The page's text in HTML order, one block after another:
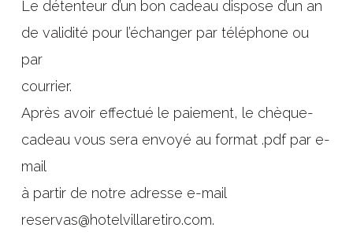
Le détenteur d’un bon cadeau dispose d’un an
de validité pour l’échanger par téléphone ou
par
courrier.
Après avoir effectué le paiement, le chèque-
cadeau vous sera envoyé au format .pdf par e-
mail
à partir de notre adresse e-mail
reservas@hotelvillaretiro.com.